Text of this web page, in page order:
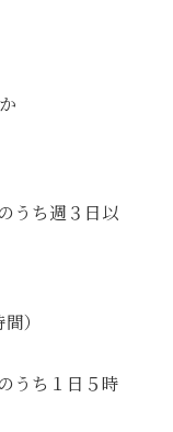
うち週３日以
）
うち１日５時